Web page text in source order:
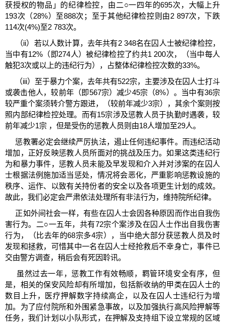
获授权的物品」的纪律检控，由二○一四年的695次，大幅上升
193次（28%）至888次；至于其他纪律检控则由2 897次，下跌
114次(4%)至2 783次。
（ii）若以人数计算，去年共有2 348名在囚人士被纪律检控，
当中有12%（即274人）被纪律检控了约共1 200次，（当中每人
触犯3次或以上的违纪行为），占整体纪律检控次数的33%。
（iii）至于暴力个案，去年共有522宗，主要涉及在囚人士打斗
或袭击他人，较前年（即567宗）减少45宗（8%）。当中有36宗
较严重个案须转介警方跟进，（较前年减少3宗），其余个案则按
照内部纪律检控处理。而有15宗涉及惩教人员于执勤时遇袭，较
前年减少1宗 ，但是受伤的惩教人员则由18人增加至29人。
惩教署必定会继续严厉执法，遏止任何违纪事件。而违纪活动
增加，正好反映惩教人员所面对的挑战及压力。如果这类违纪行
为和暴力事件，惩教人员未能及早发现和介入并对涉案的在囚人
士根据法例施加适当惩处，情况将会恶化，严重影响惩教设施的
秩序、运作、以致有关持份者的安全以及各项更生计划的成效。
故此，我们必定会严肃依法处理所有非法行为，维持院所纪律。
正如外间社会一样，有些在囚人士会因各种原因而作出自我伤
害行为。二○一五年，共有72宗个案涉及在囚人士作出自我伤害
行为，（比去年的68宗多4宗），当中绝大部分获惩教人员及时
发现和拯救，可惜其中一名在囚人士经抢救后不幸身亡，事件已
交由警方调查，稍后会有死因聆讯。
虽然过去一年，惩教工作有效畅顺，羁管环境安全有序，但
是，相关的保安风险却有所增加，包括新收纳的甲类在囚人士的
数目上升，医疗押解数字持续高企，以及在囚人士违纪行为增
加。为了应付院所和外围紧急事故，以及加强执行高风险押解等
任务，我们计划以小队形式，在押解及支持组下设立常规的区域